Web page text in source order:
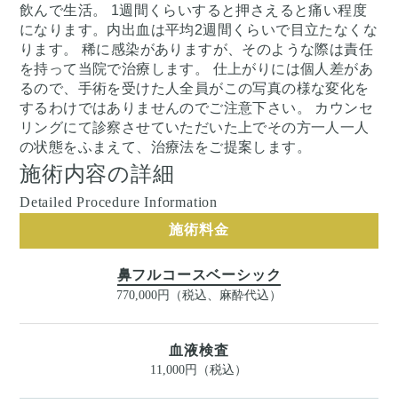
飲んで生活。 1週間くらいすると押さえると痛い程度
になります。内出血は平均2週間くらいで目立たなくな
ります。 稀に感染がありますが、そのような際は責任
を持って当院で治療します。 仕上がりには個人差があ
るので、手術を受けた人全員がこの写真の様な変化を
するわけではありませんのでご注意下さい。 カウンセ
リングにて診察させていただいた上でその方一人一人
の状態をふまえて、治療法をご提案します。
施術内容の詳細
Detailed Procedure Information
施術料金
鼻フルコースベーシック
770,000円（税込、麻酔代込）
血液検査
11,000円（税込）